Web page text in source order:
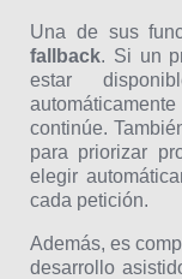
Una de sus
fallback. Si un
estar
continúe.
para priorizar
elegir
cada petición.
Además, es
desarrollo